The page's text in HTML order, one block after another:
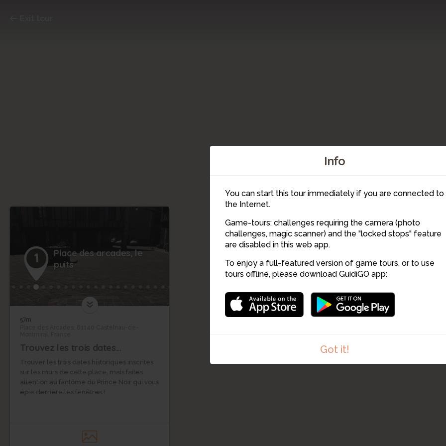
Info
You can start this tour immediately if you are connected to
the Internet.
Game-tours: challenges requiring the camera (photo
challenges, magic scanner) and the "locked stops" feature
are disabled in this web app.
To enjoy a full-featured version of game tours, or to use
tours offline, please download GuidiGO app:
Got it!
11
9
8
7
6
5
4
3
2 1
1
Place des arcades, le
puits
57m
Trouvez les trois dates...
Trouver les trois dates historiques inscrites
sur les murs de cette place, mais faites
attention au fantôme du Prince Noir qui vous
épie derrière les fenêtres !